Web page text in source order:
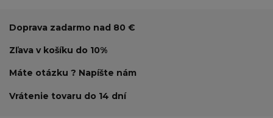
Doprava zadarmo nad 80 €
Zľava v košíku do 10%
Máte otázku ? Napíšte nám
Vrátenie tovaru do 14 dní